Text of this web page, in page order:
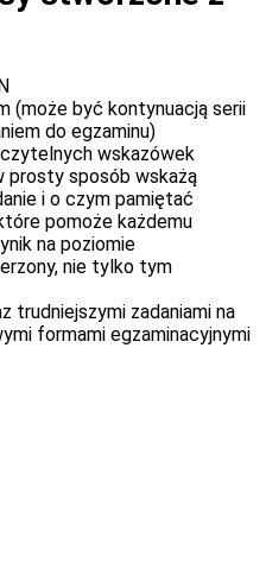
(może być kontynuacją serii
do egzaminu)
wskazówek
prosty sposób wskażą
i o czym pamiętać
pomoże każdemu
na poziomie
nie tylko tym
trudniejszymi zadaniami na
formami egzaminacyjnymi